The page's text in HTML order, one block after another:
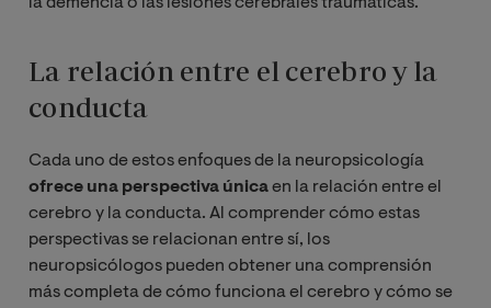
La relación entre el cerebro y la
conducta
Cada uno de estos enfoques de la neuropsicología
ofrece una perspectiva únicaen la relación entre el
cerebro y la conducta. Al comprender cómo estas
perspectivas se relacionan entre sí, los
neuropsicólogos pueden obtener una comprensión
más completa de cómo funciona el cerebro y cómo se